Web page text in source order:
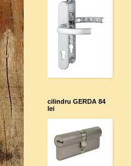
cilindru GERDA 84
lei